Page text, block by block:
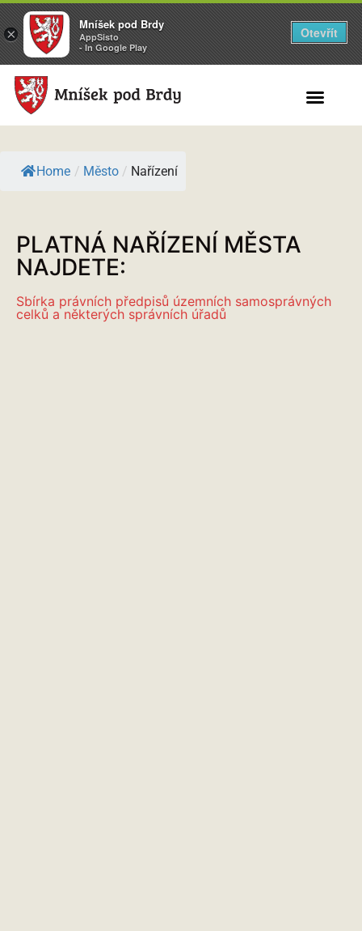
Home / Město / Nařízení
PLATNÁ NAŘÍZENÍ MĚSTA
NAJDETE:
Sbírka právních předpisů územních samosprávných
celků a některých správních úřadů
×
Mníšek pod Brdy
AppSisto
- In Google Play
Otevřít